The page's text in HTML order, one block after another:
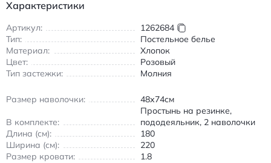
фактуру и почти не мнётся после стирки.
Дизайн, который впишется в любой интерьер
Коллекция выполнена в лаконичных тонах — бежевом,
розовом, сером, белом и чёрном — с аккуратной
плиссировкой и цветовыми блоками, создающими эффект
минимализме, классике и современных интерьерах.
Пододеяльник застёгивается на потайные пуговицы, что
выглядит аккуратно и исключает расстёгивание во время
сна.
Характеристики
Артикул:
1262684
Тип:
Постельное белье
Материал:
Хлопок
Цвет:
Розовый
Тип застежки:
Молния
Размер наволочки: 48х74см
В комплекте:
Простынь на резинке,
пододеяльник, 2 наволочки
Длина (см):
180
Ширина (см):
220
Размер кровати:
1.8